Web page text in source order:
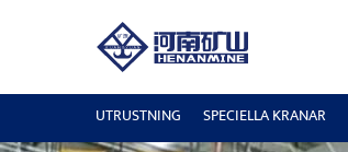
UTRUSTNING SPECIELLA KRANAR